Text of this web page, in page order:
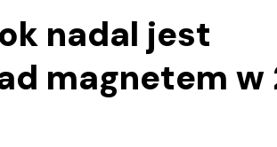
nadal jest
magnetem w